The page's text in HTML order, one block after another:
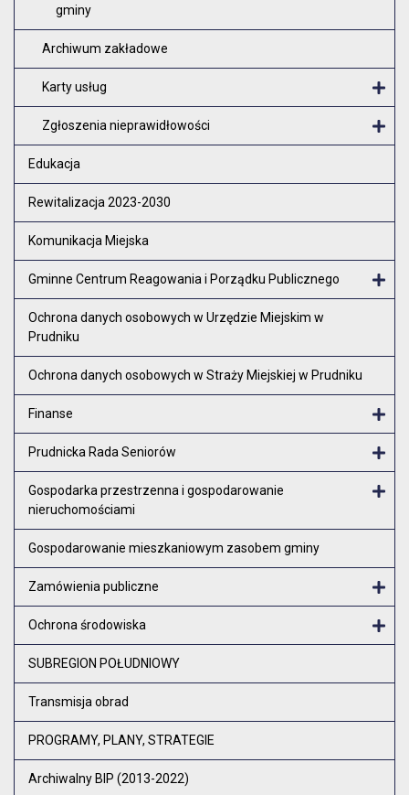
gminy
Archiwum zakładowe
Karty usług
Zgłoszenia nieprawidłowości
Edukacja
Rewitalizacja 2023-2030
Komunikacja Miejska
Gminne Centrum Reagowania i Porządku Publicznego
Ochrona danych osobowych w Urzędzie Miejskim w
Prudniku
Ochrona danych osobowych w Straży Miejskiej w Prudniku
Finanse
Prudnicka Rada Seniorów
Gospodarka przestrzenna i gospodarowanie
nieruchomościami
Gospodarowanie mieszkaniowym zasobem gminy
Zamówienia publiczne
Ochrona środowiska
SUBREGION POŁUDNIOWY
Transmisja obrad
PROGRAMY, PLANY, STRATEGIE
Archiwalny BIP (2013-2022)